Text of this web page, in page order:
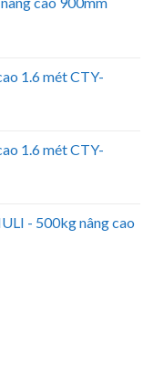
1.6 mét CTY-
1.6 mét CTY-
- 500kg nâng cao